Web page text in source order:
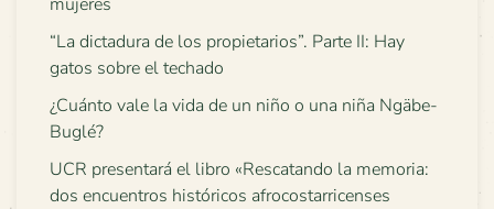
“La dictadura de los propietarios”. Parte II: Hay
gatos sobre el techado
¿Cuánto vale la vida de un niño o una niña Ngäbe-
Buglé?
UCR presentará el libro «Rescatando la memoria:
dos encuentros históricos afrocostarricenses